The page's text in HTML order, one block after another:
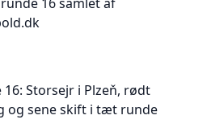
16: Storsejr i Plzeň, rødt
og sene skift i tæt runde